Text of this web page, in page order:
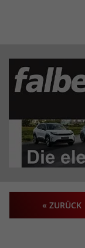
« ZURÜCK